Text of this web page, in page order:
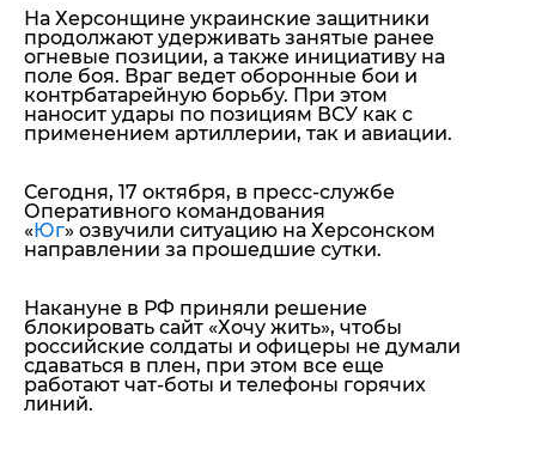
Блоги
ИноСМИ
На Херсонщине украинские защитники
продолжают удерживать занятые ранее
огневые позиции, а также инициативу на
поле боя. Враг ведет оборонные бои и
контрбатарейную борьбу. При этом
наносит удары по позициям ВСУ как с
применением артиллерии, так и авиации.
Сегодня, 17 октября, в пресс-службе
Оперативного командования
«Юг» озвучили ситуацию на Херсонском
направлении за прошедшие сутки.
Накануне в РФ приняли решение
блокировать сайт «Хочу жить», чтобы
российские солдаты и офицеры не думали
сдаваться в плен, при этом все еще
работают чат-боты и телефоны горячих
линий.